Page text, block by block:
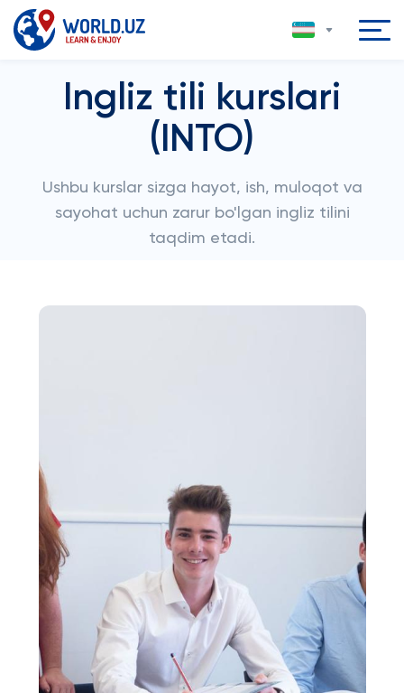
Ingliz tili kurslari
(INTO)
Ushbu kurslar sizga hayot, ish, muloqot va
sayohat uchun zarur bo'lgan ingliz tilini
taqdim etadi.